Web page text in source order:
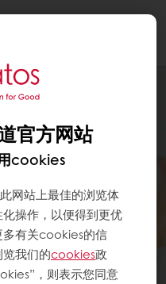
官方网站
cookies
网站上最佳的浏览体
操作，以便得到更优
多有关cookies的信
我们的cookies政
，则表示您同意